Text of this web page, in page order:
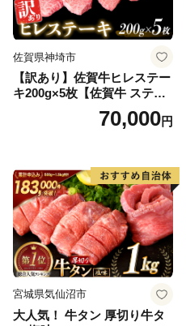
佐賀県神埼市
【訳あり】佐賀牛ヒレステー
キ200g×5枚【佐賀牛 ステー
キ ブランド肉 ヒレ肉 フィレ
肉 ジューシー ヘルシー】(H0
70,000円
宮城県気仙沼市
大人気！ 牛タン 厚切り牛タ